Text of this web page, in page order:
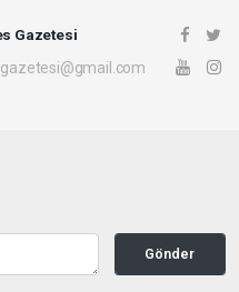
Gazetesi
Gönder